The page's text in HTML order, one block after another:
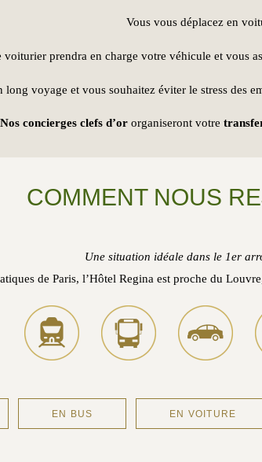
Vous vous déplacez en
voiturier prendra en charge votre véhicule et vous
long voyage et vous souhaitez éviter le stress des
Nos concierges clefs d’or organiseront votre
COMMENT NOUS
Une situation idéale dans le 1er
de Paris, l’Hôtel Regina est proche du
EN BUS EN VOITURE